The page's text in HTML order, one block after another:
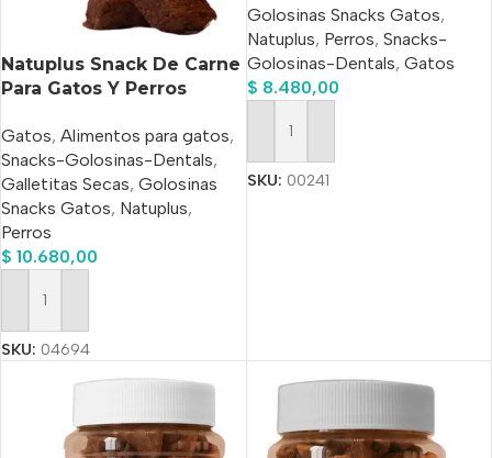
Natuplus Snack De Carne
Para Gatos Y Perros
Gatos, Alimentos para gatos,
Snacks-Golosinas-Dentals,
Galletitas Secas, Golosinas
Snacks Gatos, Natuplus,
Perros
$ 10.680,00
Añadir Al Carrito
SKU: 04694
Golosinas Snacks Gatos,
Natuplus, Perros, Snacks-
Golosinas-Dentals, Gatos
$ 8.480,00
Añadir Al Carrito
SKU: 00241